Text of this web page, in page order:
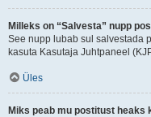
Milleks on “Salvesta” nupp
See nupp lubab sul salvestada
kasuta Kasutaja Juhtpaneel
Üles
Miks peab mu postitust heaks